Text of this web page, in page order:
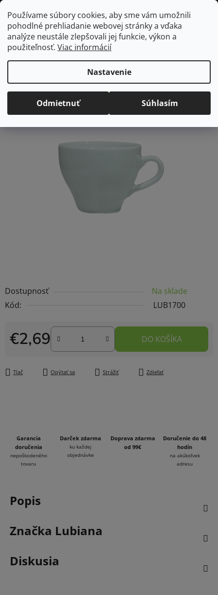
Používame súbory cookies, aby sme vám umožnili
pohodlné prehliadanie webovej stránky a vďaka
analýze neustále zlepšovali jej funkcie, výkon a
použiteľnosť. Viac informácií
Nastavenie
Odmietnuť Súhlasím
Prejsť
na
obsah
Hľadať
Domov
/ Vybavenie do jedálne Kasia šálka na kávu, 70 ml
Dostupnosť
Na sklade
Kód:
LUB1700
€2,69
Jednotková cena:
DO KOŠÍKA
Tlač Opýtať sa Strážiť Zdieľať
Kasia šálka na kávu, 70 ml
hodnotenie
produktu
Podrobnosti hodnotenia
Značka:Lubiana
Garancia
doručenia
nepoškodeného
tovaru
Darček zdarma
ku každej
objednávke
Doprava zdarma
od 99€
Doručenie do 48
hodín
na akúkoľvek
adresu
Popis
Značka Lubiana
Diskusia